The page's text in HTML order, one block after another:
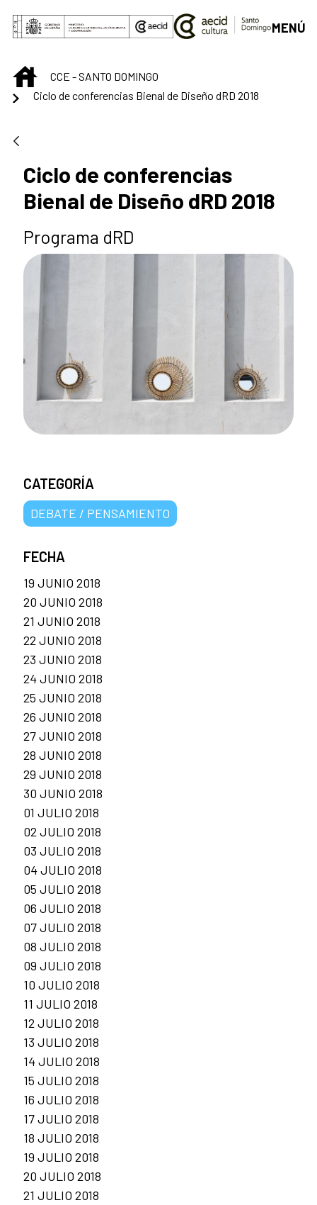
Saltar al contenido principal
MENÚ
INICIOCCE - SANTO DOMINGO
Ciclo de conferencias Bienal de Diseño dRD 2018
Ciclo de conferencias
Bienal de Diseño dRD 2018
Programa dRD
CATEGORÍA
DEBATE / PENSAMIENTO
FECHA
19 JUNIO 2018
20 JUNIO 2018
21 JUNIO 2018
22 JUNIO 2018
23 JUNIO 2018
24 JUNIO 2018
25 JUNIO 2018
26 JUNIO 2018
27 JUNIO 2018
28 JUNIO 2018
29 JUNIO 2018
30 JUNIO 2018
01 JULIO 2018
02 JULIO 2018
03 JULIO 2018
04 JULIO 2018
05 JULIO 2018
06 JULIO 2018
07 JULIO 2018
08 JULIO 2018
09 JULIO 2018
10 JULIO 2018
11 JULIO 2018
12 JULIO 2018
13 JULIO 2018
14 JULIO 2018
15 JULIO 2018
16 JULIO 2018
17 JULIO 2018
18 JULIO 2018
19 JULIO 2018
20 JULIO 2018
21 JULIO 2018